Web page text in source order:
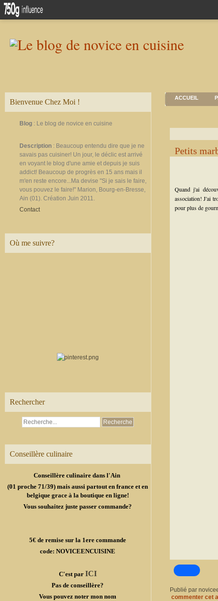
Bienvenue Chez Moi !
Blog : Le blog de novice en cuisine
Description : Beaucoup entendu dire que je ne
savais pas cuisiner! Un jour, le déclic est arrivé
en voyant le blog d'une amie et depuis je suis
addict! Beaucoup de progrès en 15 ans mais il
m'en reste encore...Ma devise "Si je sais le faire,
vous pouvez le faire!" Marion, Bourg-en-Bresse,
Ain (01). Création Juin 2011.
Contact
Où me suivre?
Rechercher
Conseillère culinaire
Conseillère culinaire dans l'Ain
(01 proche 71/39) mais aussi partout en france et en
belgique grace à la boutique en ligne!
Vous souhaitez juste passer commande?
5€ de remise sur la 1ere commande
code: NOVICEENCUISINE
C'est par ICI
Pas de conseillère?
Vous pouvez noter mon nom
ACCUEIL
Petits
Quand j'ai
association! J'ai
pour plus de
Publié par
commenter cet